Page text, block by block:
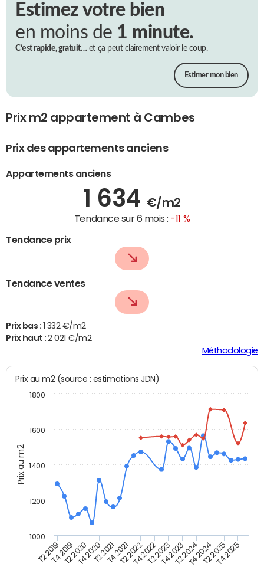
Estimez votre bien
en moins de 1 minute.
C’est rapide, gratuit…et ça peut clairement valoir le coup.
Estimer mon bien
Prix m2 appartement à Cambes
Prix des appartements anciens
Appartements anciens
1 634 €/m2
Tendance sur 6 mois : -11 %
Tendance prix
Tendance ventes
Prix bas : 1 332 €/m2
Prix haut :2 021 €/m2
Méthodologie
Prix au m2
Prix au m2 (source : estimations JDN)
T2 2019T4 2019T2 2020T4 2020T2 2021T4 2021T2 2022T4 2022T2 2023T4 2023T2 2024T4 2024T2 2025T4 2025
1000
1200
1400
1600
1800